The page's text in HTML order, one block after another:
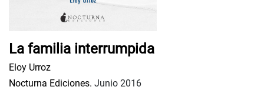
La familia interrumpida
Eloy Urroz
Nocturna Ediciones. Junio 2016